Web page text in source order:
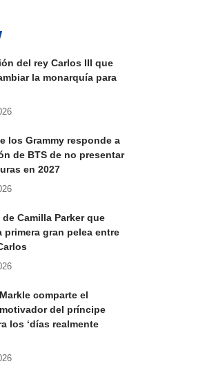
del rey Carlos III que
la monarquía para
los Grammy responde a
de BTS de no presentar
en 2027
de Camilla Parker que
primera gran pelea entre
comparte el
del príncipe
los ‘días realmente